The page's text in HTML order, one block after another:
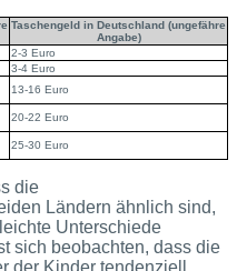
Taschengeld in Deutschland (ungefähre
Angabe)
2-3 Euro
3-4 Euro
13-16 Euro
20-22 Euro
25-30 Euro
die
Ländern ähnlich sind,
Unterschiede
sich beobachten, dass die